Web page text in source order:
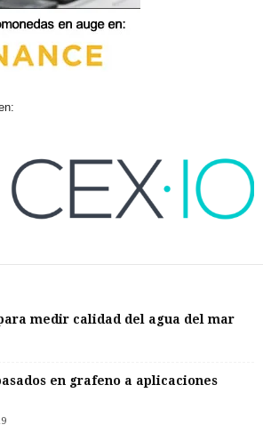
medir calidad del agua del mar
en grafeno a aplicaciones